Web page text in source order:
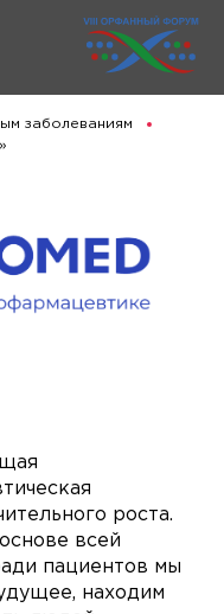
заболеваниям
роста.
всей
пациентов мы
находим